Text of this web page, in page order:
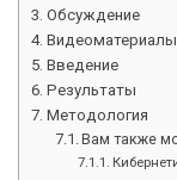
Обсуждение
Введение
Результаты
Методология
Вам также